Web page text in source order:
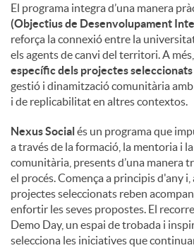
El programa integra d’una manera
(Objectius de Desenvolupament
reforça la connexió entre la
els agents de canvi del territori. A
específic dels projectes seleccionats
gestió i dinamització comunitària
i de replicabilitat en altres contextos.
Nexus Socialés un programa que
a través de la formació, la mentoria i
comunitària, presents d’una manera
el procés. Comença a principis d'any
projectes seleccionats reben
enfortir les seves propostes. El
Demo Day, un espai de trobada i
selecciona les iniciatives que